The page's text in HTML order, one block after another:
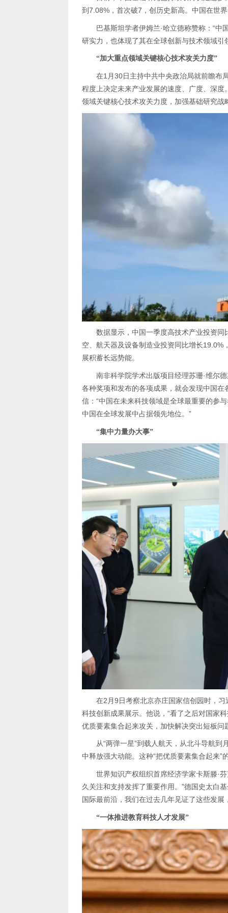
到7.08%，首次破7，创历史新高。中国在世
研实力，也体现了其在全球创新与技术领域引
“加大重点领域关键核心技术攻关力度”
领域关键核心技术攻关力度，加强基础研究
展积蓄长远势能。
中国在全球发展中占据领先地位。”
“集中力量办大事”
优质要素集合起来攻关，加快解决突出短板问
中释放强大动能。这种“把优质要素集合起来”
国际最前沿，我们在过去几年见证了这些发
“一体推进教育科技人才发展”